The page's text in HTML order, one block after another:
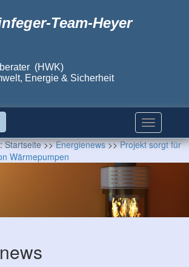
Team-Heyer
(HWK)
Energie & Sicherheit
Startseite>>Energienews>>Projekt sorgt für
Wärmepumpen